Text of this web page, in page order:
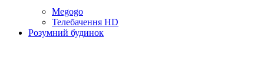
Megogo
Телебачення HD
Розумний будинок